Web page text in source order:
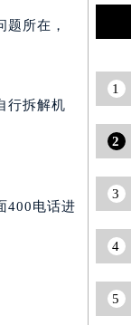
所在，
行拆解机
400电话进
1
2
3
4
5